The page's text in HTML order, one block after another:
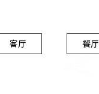
客厅 餐厅